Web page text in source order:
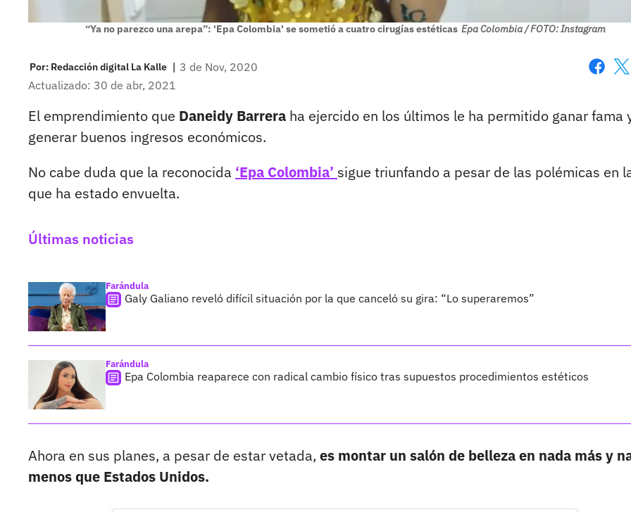
“Ya no parezco una arepa”: 'Epa Colombia' se sometió a cuatro cirugías estéticas Epa Colombia / FOTO: Instagram
Por: Redacción digital La Kalle | 3 de Nov, 2020
Actualizado: 30 de abr, 2021
El emprendimiento que Daneidy Barrera ha ejercido en los últimos le ha permitido ganar fama
generar buenos ingresos económicos.
No cabe duda que la reconocida ‘Epa Colombia’ sigue triunfando a pesar de las polémicas en
que ha estado envuelta.
Últimas noticias
Farándula
Galy Galiano reveló difícil situación por la que canceló su gira: “Lo superaremos”
Farándula
Epa Colombia reaparece con radical cambio físico tras supuestos procedimientos estéticos
Ahora en sus planes, a pesar de estar vetada, es montar un salón de belleza en nada más y
menos que Estados Unidos.